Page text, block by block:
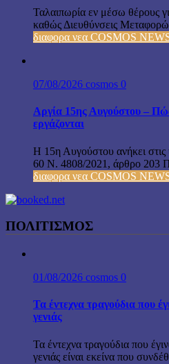
Ταλαιπωρία εν μέσω θέρους
καθώς Διευθύνσεις
διαφορα νεα COSMOS
07/08/2026 cosmos 0
Αργία 15ης Αυγούστου –
εργάζονται
Η 15η Αυγούστου ανήκει στις
60 Ν. 4808/2021, άρθρο 203
διαφορα νεα COSMOS
ΠΟΛΙΤΙΣΜΟΣ
01/08/2026 cosmos 0
Τα έντεχνα τραγούδια που
γενιάς
Τα έντεχνα τραγούδια που
γενιάς είναι εκείνα που